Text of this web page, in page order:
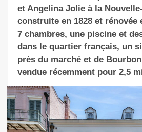
et Angelina Jolie à la
construite en 1828 et rénovée
7 chambres, une piscine et
dans l e quartier français, un
près du marché et de
vendue récemment pour 2,5